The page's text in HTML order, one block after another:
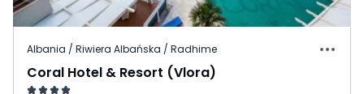
Albania / Riwiera Albańska / Radhime
Coral Hotel & Resort (Vlora)